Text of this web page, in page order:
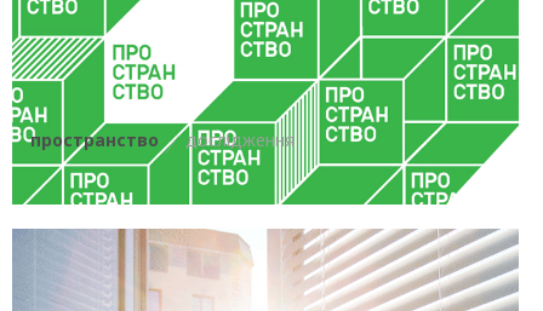
пространство дослідження